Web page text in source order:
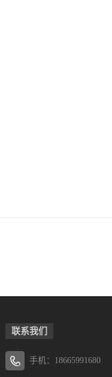
联系我们
手机：18665991680